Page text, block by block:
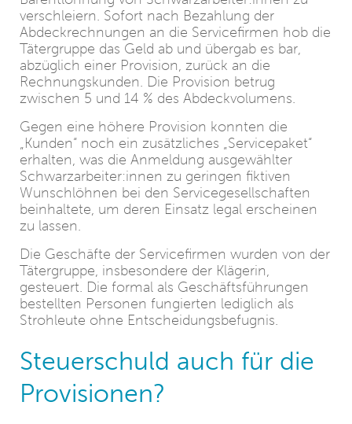
verschleiern. Sofort nach Bezahlung der
Abdeckrechnungen an die Servicefirmen hob die
Tätergruppe das Geld ab und übergab es bar,
abzüglich einer Provision, zurück an die
Rechnungskunden. Die Provision betrug
zwischen 5 und 14 % des Abdeckvolumens.
Gegen eine höhere Provision konnten die
„Kunden“ noch ein zusätzliches „Servicepaket“
erhalten, was die Anmeldung ausgewählter
Schwarzarbeiter:innen zu geringen fiktiven
Wunschlöhnen bei den Servicegesellschaften
beinhaltete, um deren Einsatz legal erscheinen
zu lassen.
Die Geschäfte der Servicefirmen wurden von der
Tätergruppe, insbesondere der Klägerin,
gesteuert. Die formal als Geschäftsführungen
bestellten Personen fungierten lediglich als
Strohleute ohne Entscheidungsbefugnis.
Steuerschuld auch für die
Provisionen?